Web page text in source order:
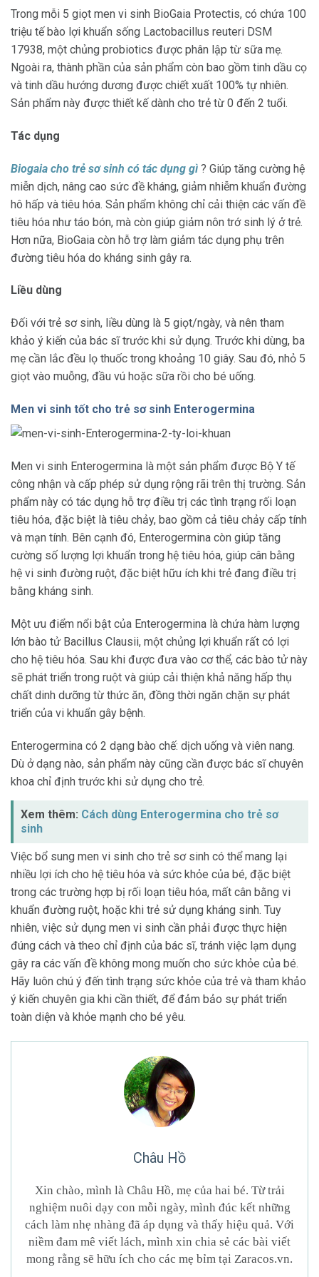
Trong mỗi 5 giọt men vi sinh BioGaia Protectis, có chứa 100
triệu tế bào lợi khuẩn sống Lactobacillus reuteri DSM
17938, một chủng probiotics được phân lập từ sữa mẹ.
Ngoài ra, thành phần của sản phẩm còn bao gồm tinh dầu cọ
và tinh dầu hướng dương được chiết xuất 100% tự nhiên.
Sản phẩm này được thiết kế dành cho trẻ từ 0 đến 2 tuổi.
Tác dụng
Biogaia cho trẻ sơ sinh có tác dụng gì ? Giúp tăng cường hệ
miễn dịch, nâng cao sức đề kháng, giảm nhiễm khuẩn đường
hô hấp và tiêu hóa. Sản phẩm không chỉ cải thiện các vấn đề
tiêu hóa như táo bón, mà còn giúp giảm nôn trớ sinh lý ở trẻ.
Hơn nữa, BioGaia còn hỗ trợ làm giảm tác dụng phụ trên
đường tiêu hóa do kháng sinh gây ra.
Liều dùng
Đối với trẻ sơ sinh, liều dùng là 5 giọt/ngày, và nên tham
khảo ý kiến của bác sĩ trước khi sử dụng. Trước khi dùng, ba
mẹ cần lắc đều lọ thuốc trong khoảng 10 giây. Sau đó, nhỏ 5
giọt vào muỗng, đầu vú hoặc sữa rồi cho bé uống.
Men vi sinh tốt cho trẻ sơ sinh Enterogermina
Men vi sinh Enterogermina là một sản phẩm được Bộ Y tế
công nhận và cấp phép sử dụng rộng rãi trên thị trường. Sản
phẩm này có tác dụng hỗ trợ điều trị các tình trạng rối loạn
tiêu hóa, đặc biệt là tiêu chảy, bao gồm cả tiêu chảy cấp tính
và mạn tính. Bên cạnh đó, Enterogermina còn giúp tăng
cường số lượng lợi khuẩn trong hệ tiêu hóa, giúp cân bằng
hệ vi sinh đường ruột, đặc biệt hữu ích khi trẻ đang điều trị
bằng kháng sinh.
Một ưu điểm nổi bật của Enterogermina là chứa hàm lượng
lớn bào tử Bacillus Clausii, một chủng lợi khuẩn rất có lợi
cho hệ tiêu hóa. Sau khi được đưa vào cơ thể, các bào tử này
sẽ phát triển trong ruột và giúp cải thiện khả năng hấp thụ
chất dinh dưỡng từ thức ăn, đồng thời ngăn chặn sự phát
triển của vi khuẩn gây bệnh.
Enterogermina có 2 dạng bào chế: dịch uống và viên nang.
Dù ở dạng nào, sản phẩm này cũng cần được bác sĩ chuyên
khoa chỉ định trước khi sử dụng cho trẻ.
Xem thêm: Cách dùng Enterogermina cho trẻ sơ
sinh
Việc bổ sung men vi sinh cho trẻ sơ sinh có thể mang lại
nhiều lợi ích cho hệ tiêu hóa và sức khỏe của bé, đặc biệt
trong các trường hợp bị rối loạn tiêu hóa, mất cân bằng vi
khuẩn đường ruột, hoặc khi trẻ sử dụng kháng sinh. Tuy
nhiên, việc sử dụng men vi sinh cần phải được thực hiện
đúng cách và theo chỉ định của bác sĩ, tránh việc lạm dụng
gây ra các vấn đề không mong muốn cho sức khỏe của bé.
Hãy luôn chú ý đến tình trạng sức khỏe của trẻ và tham khảo
ý kiến chuyên gia khi cần thiết, để đảm bảo sự phát triển
toàn diện và khỏe mạnh cho bé yêu.
Châu Hồ
Xin chào, mình là Châu Hồ, mẹ của hai bé. Từ trải
nghiệm nuôi dạy con mỗi ngày, mình đúc kết những
cách làm nhẹ nhàng đã áp dụng và thấy hiệu quả. Với
niềm đam mê viết lách, mình xin chia sẻ các bài viết
mong rằng sẽ hữu ích cho các mẹ bỉm tại Zaracos.vn.